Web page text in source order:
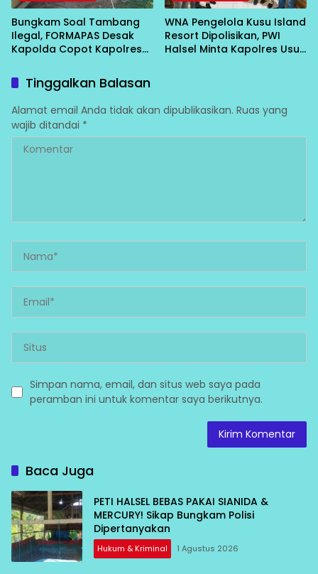
Bungkam Soal Tambang
Ilegal, FORMAPAS Desak
Kapolda Copot Kapolres
WNA Pengelola Kusu Island
Resort Dipolisikan, PWI
Halsel Minta Kapolres Usut
Tinggalkan Balasan
Alamat email Anda tidak akan dipublikasikan. Ruas yang
wajib ditandai *
Simpan nama, email, dan situs web saya pada
peramban ini untuk komentar saya berikutnya.
Baca Juga
PETI HALSEL BEBAS PAKAI SIANIDA &
MERCURY! Sikap Bungkam Polisi
Dipertanyakan
Hukum & Kriminal 1 Agustus 2026